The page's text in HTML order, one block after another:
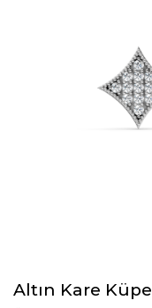
Altın Kare Küpe